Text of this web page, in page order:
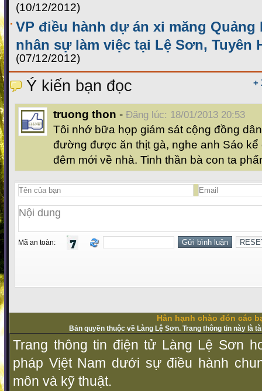
(10/12/2012)
VP điều hành dự án xi măng
nhân sự làm việc tại Lệ Sơn, Tuyên
(07/12/2012)
+
Ý kiến bạn đọc
truong thon - Đăng lúc: 18/01/2013 20:53
Tôi nhớ bữa họp giám sát cộng đồng
đường được ăn thịt gà, nghe anh Sáo
đêm mới về nhà. Tinh thần bà con ta
Mã an toàn:
Hân hạnh chào đón các
Bản quyền thuộc về Làng Lệ Sơn. Trang thông tin này là
Trang thông tin điện tử Làng Lệ Sơn
pháp Vịệt Nam dưới sự điều hành
môn và kỹ thuật.